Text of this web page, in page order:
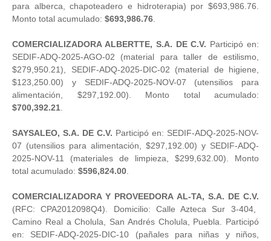
para alberca, chapoteadero e hidroterapia) por $693,986.76.
Monto total acumulado: $693,986.76
COMERCIALIZADORA ALBERTTE, S.A. DE C.V. Participó en:
SEDIF-ADQ-2025-AGO-02 (material para taller de estilismo,
$279,950.21), SEDIF-ADQ-2025-DIC-02 (material de higiene,
$123,250.00) y SEDIF-ADQ-2025-NOV-07 (utensilios para
alimentación, $297,192.00). Monto total acumulado:
$700,392.21
SAYSALEO, S.A. DE C.V. Participó en: SEDIF-ADQ-2025-NOV-
07 (utensilios para alimentación, $297,192.00) y SEDIF-ADQ-
2025-NOV-11 (materiales de limpieza, $299,632.00). Monto
total acumulado: $596,824.00
COMERCIALIZADORA Y PROVEEDORA AL-TA, S.A. DE C.V.
(RFC: CPA2012098Q4). Domicilio: Calle Azteca Sur 3-404,
Camino Real a Cholula, San Andrés Cholula, Puebla. Participó
en: SEDIF-ADQ-2025-DIC-10 (pañales para niñas y niños,